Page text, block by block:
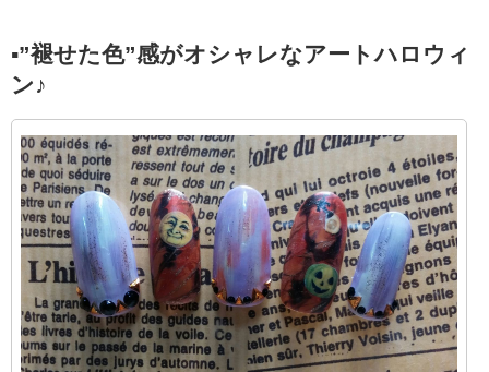
▪︎”褪せた色”感がオシャレなアートハロウィ
ン♪